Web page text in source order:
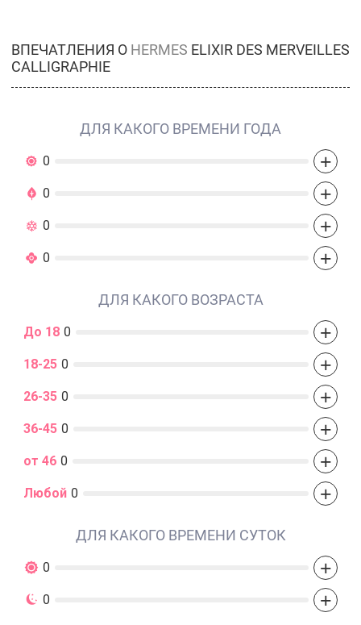
ВПЕЧАТЛЕНИЯ О HERMES ELIXIR DES MERVEILLES
CALLIGRAPHIE
ДЛЯ КАКОГО ВРЕМЕНИ ГОДА
0 +
0 +
0 +
0 +
ДЛЯ КАКОГО ВОЗРАСТА
До 18 0 +
18-25 0 +
26-35 0 +
36-45 0 +
от 46 0 +
Любой 0 +
ДЛЯ КАКОГО ВРЕМЕНИ СУТОК
0 +
0 +